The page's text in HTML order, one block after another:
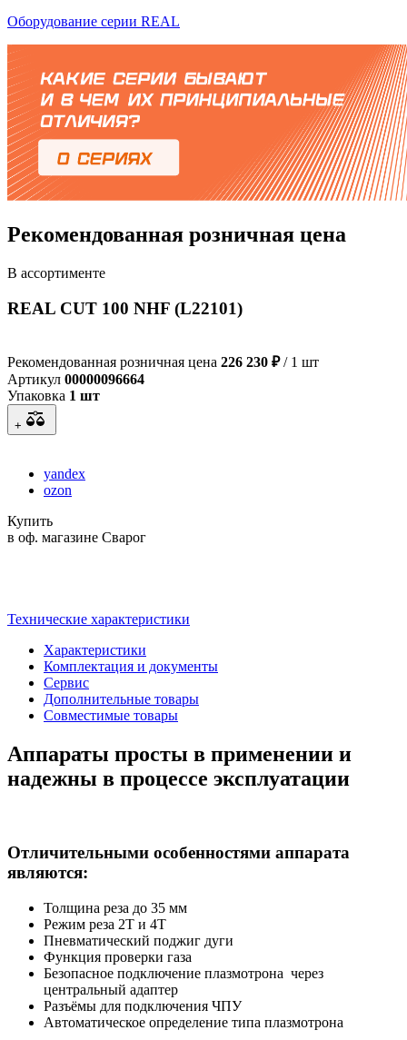
Оборудование серии REAL
Рекомендованная розничная цена
В ассортименте
REAL CUT 100 NHF (L22101)
Рекомендованная розничная цена 226 230 ₽/ 1 шт
Артикул 00000096664
Упаковка 1 шт
+
yandex
ozon
Купить
в оф. магазине Сварог
Технические характеристики
Характеристики
Комплектация и документы
Сервис
Дополнительные товары
Совместимые товары
Аппараты просты в применении и
надежны в процессе эксплуатации
Отличительными особенностями аппарата
являются:
Толщина реза до 35 мм
Режим реза 2Т и 4Т
Пневматический поджиг дуги
Функция проверки газа
Безопасное подключение плазмотрона через
центральный адаптер
Разъёмы для подключения ЧПУ
Автоматическое определение типа плазмотрона